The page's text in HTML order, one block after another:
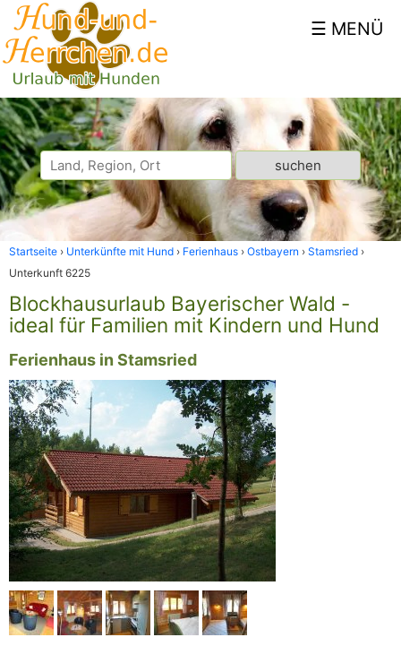
Startseite Unterkünfte mit Hund Ferienhaus Ostbayern
Stamsried
Unterkunft 6225
Blockhausurlaub Bayerischer Wald -
ideal für Familien mit Kindern und Hund
Ferienhaus in Stamsried